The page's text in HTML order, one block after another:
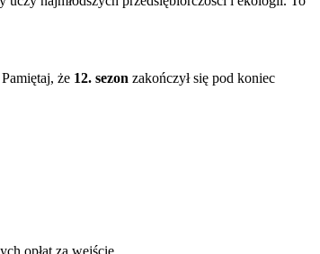
że 12. sezon zakończył się pod koniec
opłat za wejście.